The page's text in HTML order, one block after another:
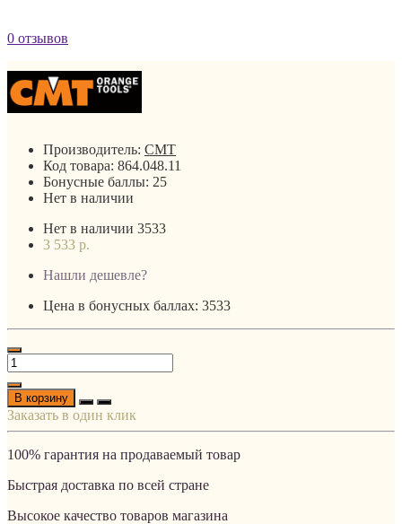
0 отзывов
Производитель: CMT
Код товара: 864.048.11
Бонусные баллы: 25
Нет в наличии
Нет в наличии 3533
3 533 р.
Нашли дешевле?
Цена в бонусных баллах: 3533
В корзину
Заказать в один клик
100% гарантия на продаваемый товар
Быстрая доставка по всей стране
Высокое качество товаров магазина